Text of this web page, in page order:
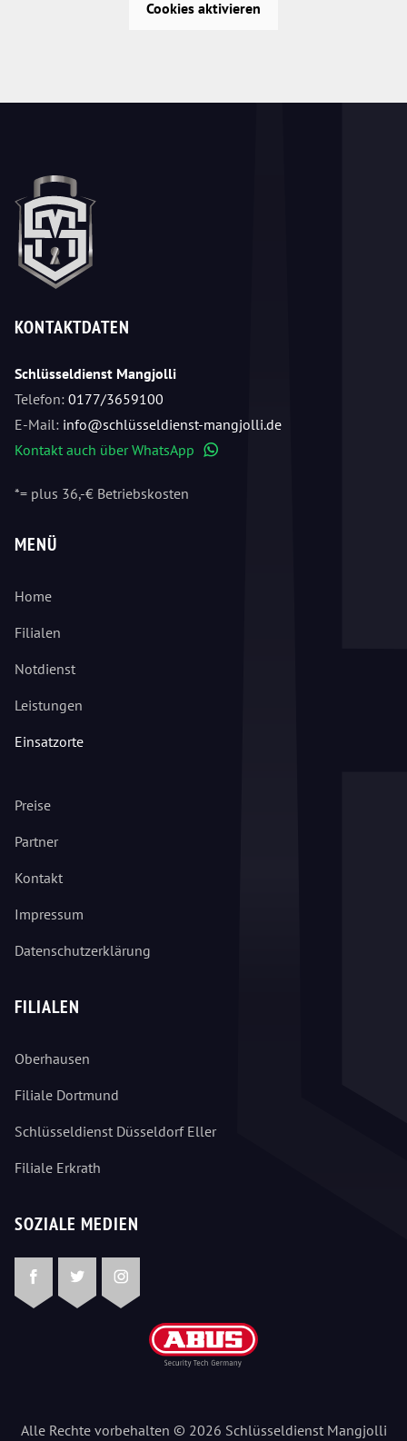
Cookies aktivieren
KONTAKTDATEN
Schlüsseldienst Mangjolli
Telefon: 0177/3659100
E-Mail: info@schlüsseldienst-mangjolli.de
Kontakt auch über WhatsApp
*= plus 36,-€ Betriebskosten
MENÜ
Home
Filialen
Notdienst
Leistungen
Einsatzorte
Preise
Partner
Kontakt
Impressum
Datenschutzerklärung
FILIALEN
Oberhausen
Filiale Dortmund
Schlüsseldienst Düsseldorf Eller
Filiale Erkrath
SOZIALE MEDIEN
FacebookTwitterInstagram
Alle Rechte vorbehalten © 2026 Schlüsseldienst Mangjolli